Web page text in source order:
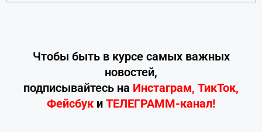
Чтобы быть в курсе самых важных
новостей,
подписывайтесь на Инстаграм, ТикТок,
Фейсбук и ТЕЛЕГРАММ-канал!